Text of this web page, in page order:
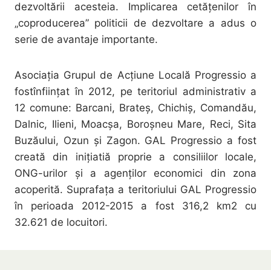
dezvoltării acesteia. Implicarea cetățenilor în
„coproducerea” politicii de dezvoltare a adus o
serie de avantaje importante.
Asociația Grupul de Acţiune Locală Progressio a
fostînfiinţat în 2012, pe teritoriul administrativ a
12 comune: Barcani, Brateş, Chichiş, Comandău,
Dalnic, Ilieni, Moacşa, Boroşneu Mare, Reci, Sita
Buzăului, Ozun şi Zagon. GAL Progressio a fost
creată din iniţiatiă proprie a consiliilor locale,
ONG-urilor şi a agenţilor economici din zona
acoperită. Suprafaţa a teritoriului GAL Progressio
în perioada 2012-2015 a fost 316,2 km2 cu
32.621 de locuitori.